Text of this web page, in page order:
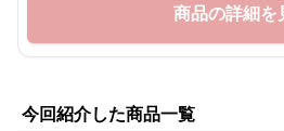
商品の詳細を
今回紹介した商品一覧